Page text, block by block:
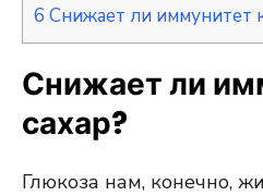
6 Снижает ли иммунитет
Снижает ли
сахар?
Глюкоза нам, конечно,